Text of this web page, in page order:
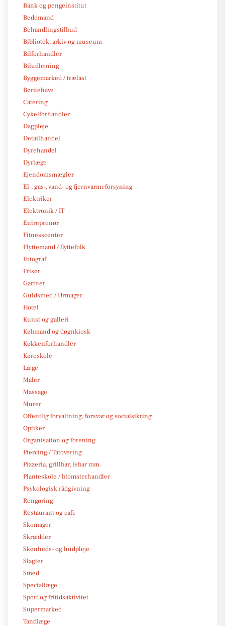
Bank og pengeinstitut
Bedemand
Behandlingstilbud
Bibliotek, arkiv og museum
Bilforhandler
Biludlejning
Byggemarked / trælast
Børnehave
Catering
Cykelforhandler
Dagpleje
Detailhandel
Dyrehandel
Dyrlæge
Ejendomsmægler
El-, gas-, vand- og fjernvarmeforsyning
Elektriker
Elektronik / IT
Entreprenør
Fitnesscenter
Flyttemand / flyttefolk
Fotograf
Frisør
Gartner
Guldsmed / Urmager
Hotel
Kunst og galleri
Købmand og døgnkiosk
Køkkenforhandler
Køreskole
Læge
Maler
Massage
Murer
Offentlig forvaltning, forsvar og socialsikring
Optiker
Organisation og forening
Piercing / Tatovering
Pizzeria, grillbar, isbar mm.
Planteskole / blomsterhandler
Psykologisk rådgivning
Rengøring
Restaurant og café
Skomager
Skrædder
Skønheds- og hudpleje
Slagter
Smed
Speciallæge
Sport og fritidsaktivitet
Supermarked
Tandlæge